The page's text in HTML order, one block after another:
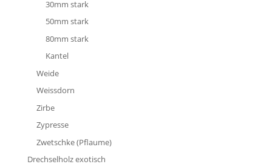
30mm stark
50mm stark
80mm stark
Kantel
Weide
Weissdorn
Zirbe
Zypresse
Zwetschke (Pflaume)
Drechselholz exotisch